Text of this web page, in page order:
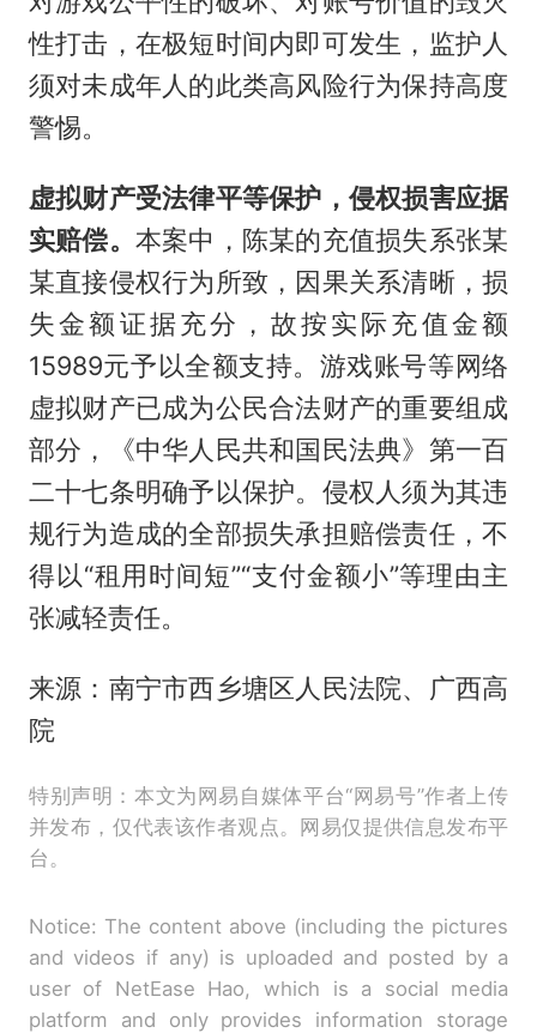
性打击，在极短时间内即可发生，监护人
须对未成年人的此类高风险行为保持高度
警惕。
虚拟财产受法律平等保护，侵权损害应据
实赔偿。 本案中，陈某的充值损失系张某
某直接侵权行为所致，因果关系清晰，损
失金额证据充分，故按实际充值金额
15989元予以全额支持。游戏账号等网络
虚拟财产已成为公民合法财产的重要组成
部分，《中华人民共和国民法典》第一百
二十七条明确予以保护。侵权人须为其违
规行为造成的全部损失承担赔偿责任，不
得以“租用时间短”“支付金额小”等理由主
张减轻责任。
来源：南宁市西乡塘区人民法院、广西高
院
特别声明：本文为网易自媒体平台“网易号”作者上传
并发布，仅代表该作者观点。网易仅提供信息发布平
台。
Notice: The content above (including the pictures
and videos if any) is uploaded and posted by a
user of NetEase Hao, which is a social media
platform and only provides information storage